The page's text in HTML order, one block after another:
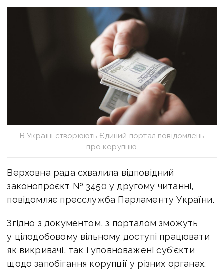
В Україні створюють Єдиний портал повідомлень
про корупцію
Верховна рада схвалила відповідний
законопроєкт № 3450 у другому читанні,
повідомляє пресслужба Парламенту України.
Згідно з документом, з порталом зможуть
у цілодобовому вільному доступі працювати
як викривачі, так і уповноважені суб'єкти
щодо запобігання корупції у різних органах.